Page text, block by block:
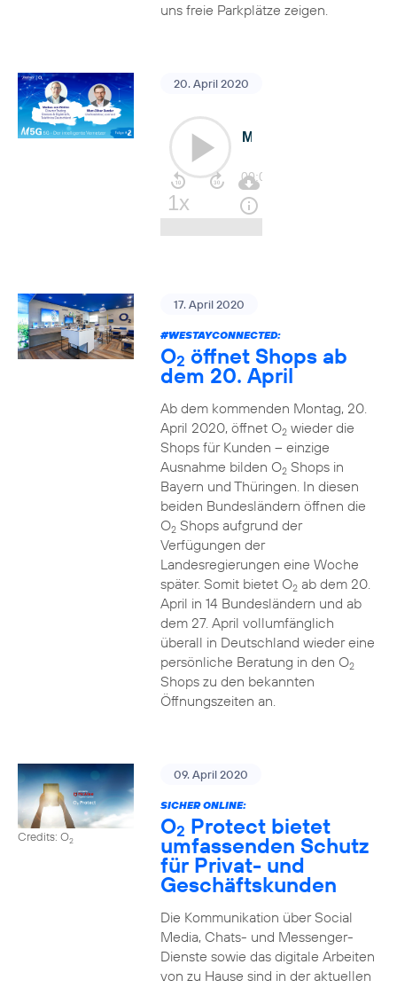
uns freie Parkplätze zeigen.
20. April 2020
17. April 2020
#WESTAYCONNECTED:
O2 öffnet Shops ab
dem 20. April
Ab dem kommenden Montag, 20.
April 2020, öffnet O2wieder die
Shops für Kunden – einzige
Ausnahme bilden O2Shops in
Bayern und Thüringen. In diesen
beiden Bundesländern öffnen die
O2Shops aufgrund der
Verfügungen der
Landesregierungen eine Woche
später. Somit bietet O2ab dem 20.
April in 14 Bundesländern und ab
dem 27. April vollumfänglich
überall in Deutschland wieder eine
persönliche Beratung in den O2
Shops zu den bekannten
Öffnungszeiten an.
Credits: O2
09. April 2020
SICHER ONLINE:
O2 Protect bietet
umfassenden Schutz
für Privat- und
Geschäftskunden
Die Kommunikation über Social
Media, Chats- und Messenger-
Dienste sowie das digitale Arbeiten
von zu Hause sind in der aktuellen